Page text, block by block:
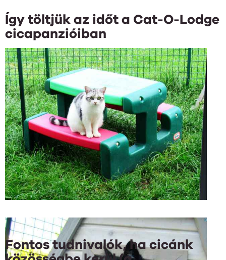
Így töltjük az időt a Cat-O-Lodge
cicapanzióiban
Fontos tudnivalók, ha cicánk